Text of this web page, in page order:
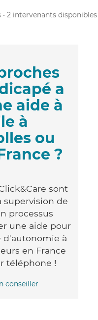
• 2 intervenants disponibles
a
aide à
à
ou
?
sont
supervision de
processus
une aide pour
d'autonomie à
en France
téléphone !
conseiller